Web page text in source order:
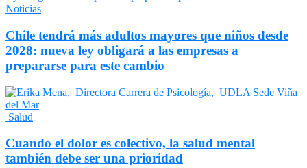
Noticias
Chile tendrá más adultos mayores que niños desde
2028: nueva ley obligará a las empresas a
prepararse para este cambio
Salud
Cuando el dolor es colectivo, la salud mental
también debe ser una prioridad